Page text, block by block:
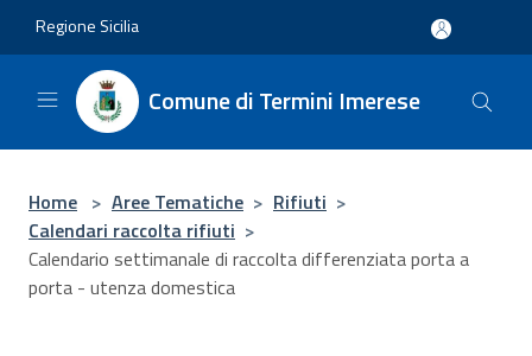
Regione Sicilia
Comune di Termini Imerese
Home > Aree Tematiche > Rifiuti >
Calendari raccolta rifiuti >
Calendario settimanale di raccolta differenziata porta a
porta - utenza domestica